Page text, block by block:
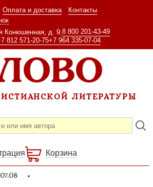
Оплата и доставка
Контакты
Конюшенная, д. 9, 8 800 201-43-49
812 571-20-75+7 964 335-07-04
ЛИТЕРАТУРЫ
Корзина